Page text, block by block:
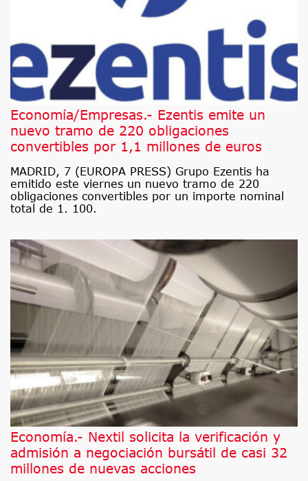
Economía/Empresas.- Ezentis emite un
nuevo tramo de 220 obligaciones
convertibles por 1,1 millones de euros
MADRID, 7 (EUROPA PRESS) Grupo Ezentis ha
emitido este viernes un nuevo tramo de 220
obligaciones convertibles por un importe nominal
total de 1. 100.
Economía.- Nextil solicita la verificación y
admisión a negociación bursátil de casi 32
millones de nuevas acciones